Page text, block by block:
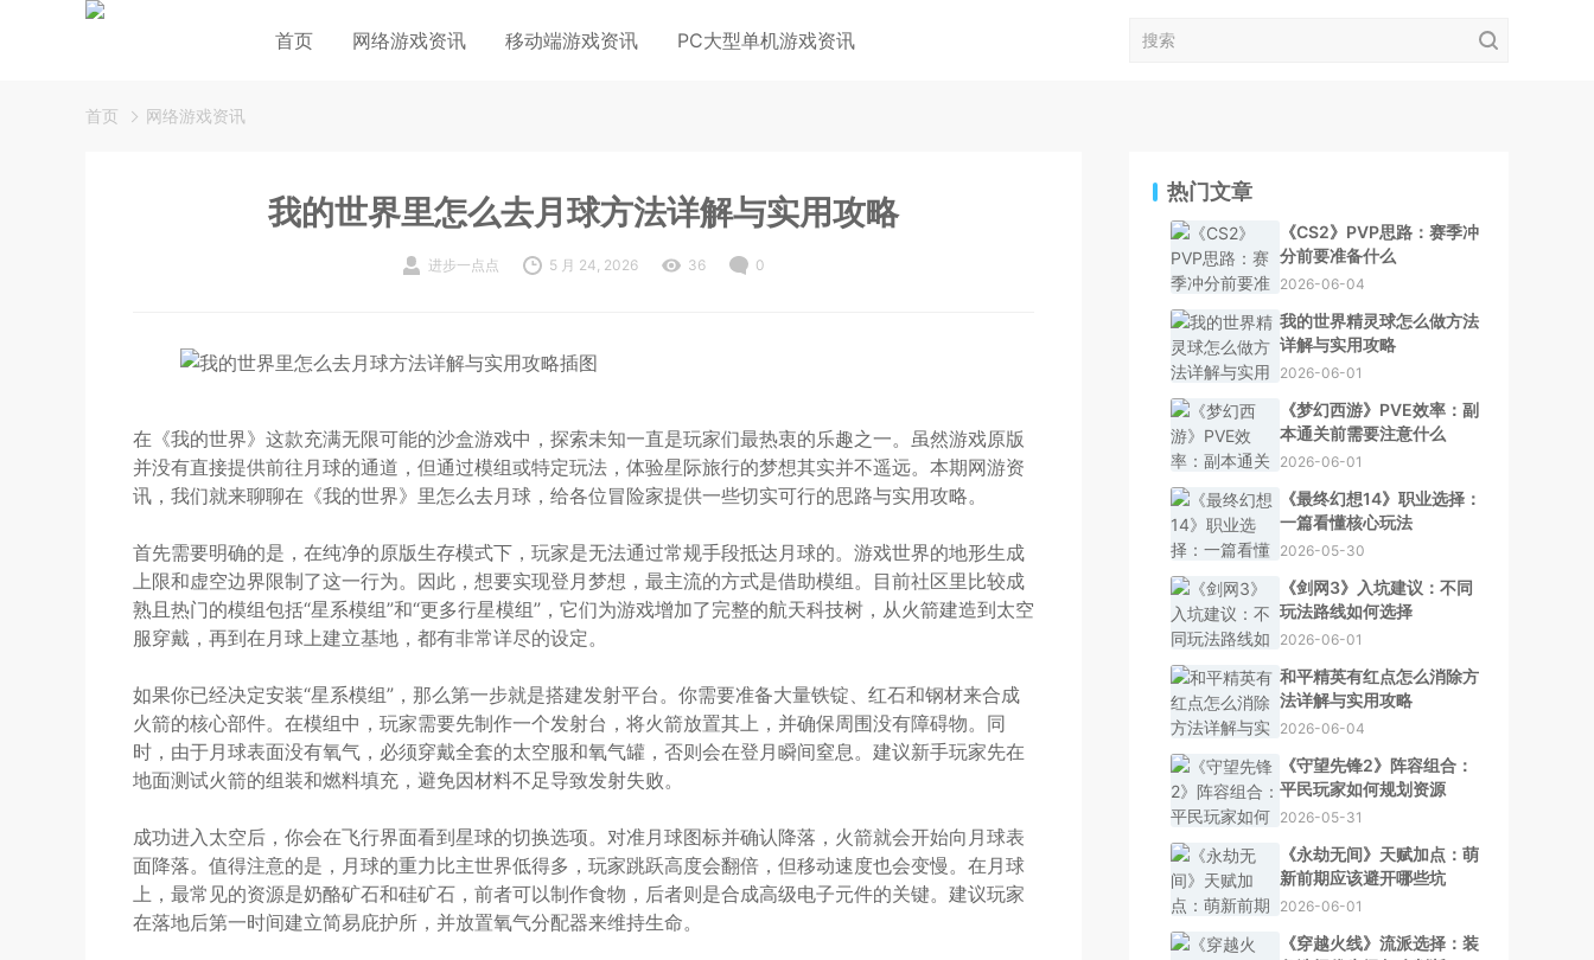
首页 网络游戏资讯 移动端游戏资讯 PC大型单机游戏资讯
首页 网络游戏资讯
我的世界里怎么去月球方法详解与实用攻略
进步一点点 5 月 24, 2026 36 0
在《我的世界》这款充满无限可能的沙盒游戏中，探索未知一直是玩家们最热衷的乐趣之一。虽然游戏原版
并没有直接提供前往月球的通道，但通过模组或特定玩法，体验星际旅行的梦想其实并不遥远。本期网游资
讯，我们就来聊聊在《我的世界》里怎么去月球，给各位冒险家提供一些切实可行的思路与实用攻略。
首先需要明确的是，在纯净的原版生存模式下，玩家是无法通过常规手段抵达月球的。游戏世界的地形生成
上限和虚空边界限制了这一行为。因此，想要实现登月梦想，最主流的方式是借助模组。目前社区里比较成
熟且热门的模组包括“星系模组”和“更多行星模组”，它们为游戏增加了完整的航天科技树，从火箭建造到太空
服穿戴，再到在月球上建立基地，都有非常详尽的设定。
如果你已经决定安装“星系模组”，那么第一步就是搭建发射平台。你需要准备大量铁锭、红石和钢材来合成
火箭的核心部件。在模组中，玩家需要先制作一个发射台，将火箭放置其上，并确保周围没有障碍物。同
时，由于月球表面没有氧气，必须穿戴全套的太空服和氧气罐，否则会在登月瞬间窒息。建议新手玩家先在
地面测试火箭的组装和燃料填充，避免因材料不足导致发射失败。
成功进入太空后，你会在飞行界面看到星球的切换选项。对准月球图标并确认降落，火箭就会开始向月球表
面降落。值得注意的是，月球的重力比主世界低得多，玩家跳跃高度会翻倍，但移动速度也会变慢。在月球
上，最常见的资源是奶酪矿石和硅矿石，前者可以制作食物，后者则是合成高级电子元件的关键。建议玩家
在落地后第一时间建立简易庇护所，并放置氧气分配器来维持生命。
热门文章
《CS2》PVP思路：赛季冲
分前要准备什么
2026-06-04
我的世界精灵球怎么做方法
详解与实用攻略
2026-06-01
《梦幻西游》PVE效率：副
本通关前需要注意什么
2026-06-01
《最终幻想14》职业选择：
一篇看懂核心玩法
2026-05-30
《剑网3》入坑建议：不同
玩法路线如何选择
2026-06-01
和平精英有红点怎么消除方
法详解与实用攻略
2026-06-04
《守望先锋2》阵容组合：
平民玩家如何规划资源
2026-05-31
《永劫无间》天赋加点：萌
新前期应该避开哪些坑
2026-06-01
《穿越火线》流派选择：装